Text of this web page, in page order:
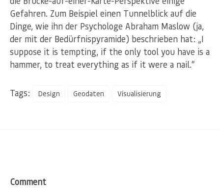
Gefahren. Zum Beispiel einen Tunnelblick auf die
Dinge, wie ihn der Psychologe Abraham Maslow (ja,
der mit der Bedürfnispyramide) beschrieben hat: „I
suppose it is tempting, if the only tool you have is a
hammer, to treat everything as if it were a nail.“
Tags: Design Geodaten Visualisierung
Comment